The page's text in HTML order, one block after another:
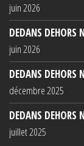
juin 2026
DEDANS DEHORS
juin 2026
DEDANS DEHORS
décembre 2025
DEDANS DEHORS
juillet 2025